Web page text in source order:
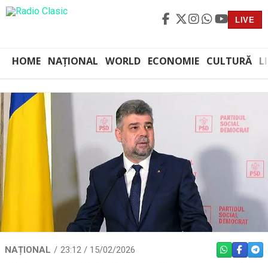
LIVE
HOME NAȚIONAL WORLD ECONOMIE CULTURĂ
NAȚIONAL 23:12 / 15/02/2026 WHATSAPP